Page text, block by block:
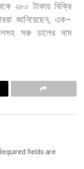
২৮০ টাকায় বিক্রি
জানিয়েছেন,এক–
সরু চালের দাম
fields are